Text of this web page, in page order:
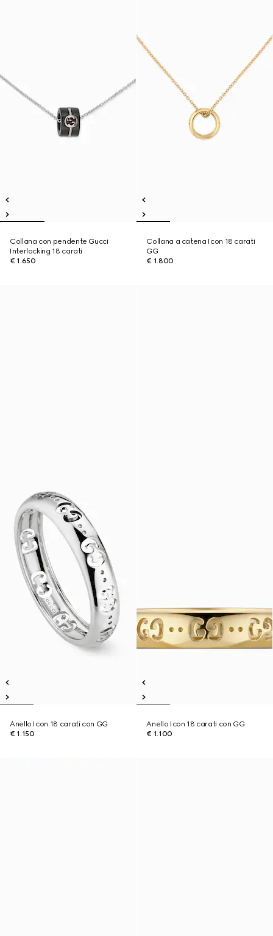
Collana con pendente Gucci
Interlocking 18 carati
€ 1.650
Collana a catena Icon 18 carati
GG
€ 1.800
Anello Icon 18 carati con GG
€ 1.150
Anello Icon 18 carati con GG
€ 1.100